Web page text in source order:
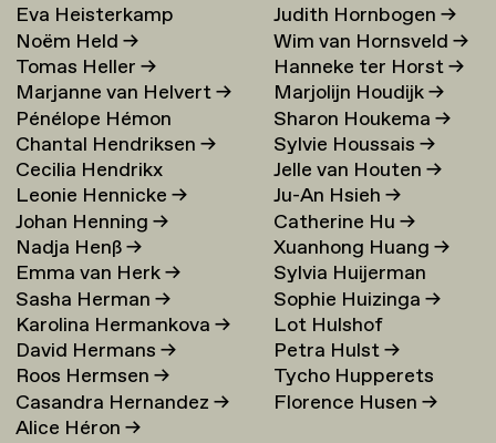
Eva Heisterkamp
Noëm Held→
Tomas Heller→
Marjanne van Helvert→
Pénélope Hémon
Chantal Hendriksen→
Cecilia Hendrikx
Leonie Hennicke→
Johan Henning→
Nadja Henß→
Emma van Herk→
Sasha Herman→
Karolina Hermankova→
David Hermans→
Roos Hermsen→
Casandra Hernandez→
Alice Héron→
Judith Hornbogen→
Wim van Hornsveld→
Hanneke ter Horst→
Marjolijn Houdijk→
Sharon Houkema→
Sylvie Houssais→
Jelle van Houten→
Ju-An Hsieh→
Catherine Hu→
Xuanhong Huang→
Sylvia Huijerman
Sophie Huizinga→
Lot Hulshof
Petra Hulst→
Tycho Hupperets
Florence Husen→